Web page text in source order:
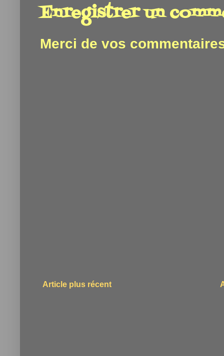
Enregistrer un
Merci de vos
Article plus récent